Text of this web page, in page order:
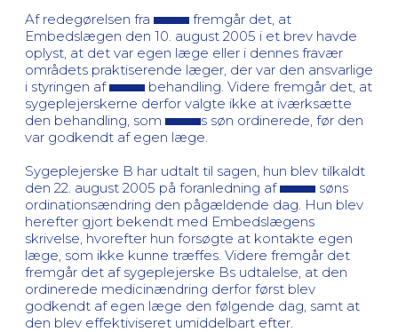
Af redegørelsen fra
fremgår det, at
Embedslægen den 10. august 2005 i et brev havde
oplyst, at det var egen læge eller i dennes fravær
områdets praktiserende læger, der var den ansvarlige
i styringen af
behandling. Videre fremgår det, at
sygeplejerskerne derfor valgte ikke at iværksætte
den behandling, som
s søn ordinerede, før den
var godkendt af egen læge.
Sygeplejerske B har udtalt til sagen, hun blev tilkaldt
den 22. august 2005 på foranledning af
søns
ordinationsændring den pågældende dag. Hun blev
herefter gjort bekendt med Embedslægens
skrivelse, hvorefter hun forsøgte at kontakte egen
læge, som ikke kunne træffes. Videre fremgår det
fremgår det af sygeplejerske Bs udtalelse, at den
ordinerede medicinændring derfor først blev
godkendt af egen læge den følgende dag, samt at
den blev effektiviseret umiddelbart efter.